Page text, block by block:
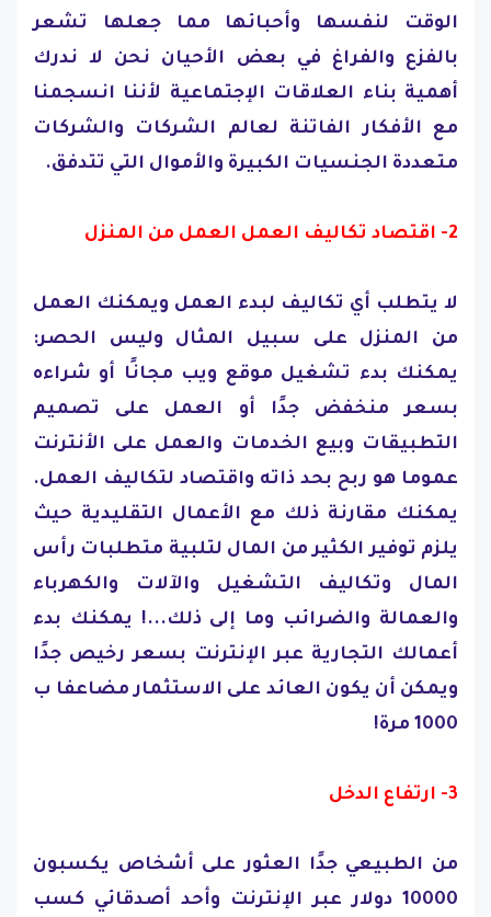
الوقت لنفسها وأحبائها مما جعلها تشعر
بالفزع والفراغ في بعض الأحيان نحن لا ندرك
أهمية بناء العلاقات الإجتماعية لأننا انسجمنا
مع الأفكار الفاتنة لعالم الشركات والشركات
متعددة الجنسيات الكبيرة والأموال التي تتدفق.
2- اقتصاد تكاليف العمل العمل من المنزل
لا يتطلب أي تكاليف لبدء العمل ويمكنك العمل
من المنزل على سبيل المثال وليس الحصر:
يمكنك بدء تشغيل موقع ويب مجانًا أو شراءه
بسعر منخفض جدًا أو العمل على تصميم
التطبيقات وبيع الخدمات والعمل على الأنترنت
عموما هو ربح بحد ذاته واقتصاد لتكاليف العمل.
يمكنك مقارنة ذلك مع الأعمال التقليدية حيث
يلزم توفير الكثير من المال لتلبية متطلبات رأس
المال وتكاليف التشغيل والآلات والكهرباء
والعمالة والضرائب وما إلى ذلك...! يمكنك بدء
أعمالك التجارية عبر الإنترنت بسعر رخيص جدًا
ويمكن أن يكون العائد على الاستثمار مضاعفا ب
1000 مرة!
3- ارتفاع الدخل
من الطبيعي جدًا العثور على أشخاص يكسبون
10000 دولار عبر الإنترنت وأحد أصدقائي كسب